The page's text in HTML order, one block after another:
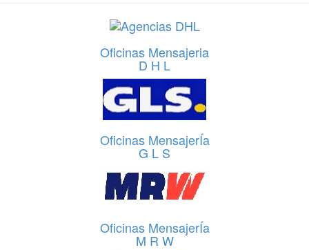
Oficinas Mensajeria
D H L
Oficinas MensajerÍa
G L S
Oficinas MensajerÍa
M R W